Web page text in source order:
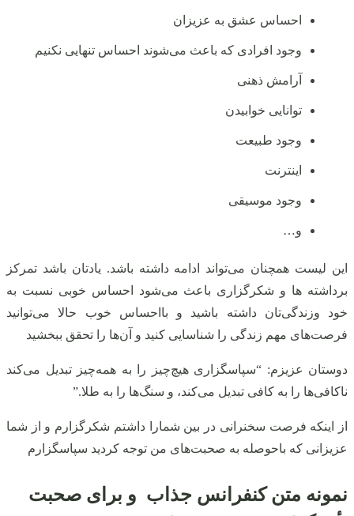
احساس عشق به عزیزان
وجود افرادی که باعث می‌شوند احساس تنهایی نکنیم
آرامش ذهنی
توانایی خوابیدن
وجود طبیعت
اینترنت
وجود موسیقی
و…
این لیست همچنان می‌تواند ادامه داشته باشد. یادتان باشد تمرکز
برداشته ها و شکرگزاری باعث می‌شود احساس خوبی نسبت به
خود وزندگی‌تان داشته باشید و بااحساس خوب حالا می‌توانید
فرصت‌های مهم زندگی را شناسایی کنید و آن‌ها را تحقق ببخشید
دوستان عزیزم: “سپاسگزاری هیچ‌چیز را به همه‌چیز تبدیل می‌کند
ناکافی‌ها را به کافی تبدیل می‌کند، و سنگ‌ها را به طلا.”
از اینکه فرصت سخنرانی در بین شمارا داشتم شکرگزارم و از شما
عزیزانی که باحوصله به صحبت‌های من توجه کردید سپاسگزارم
نمونه متن کنفرانس جذاب و برای صحبت